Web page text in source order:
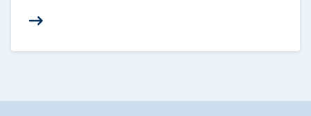
erfarenhet och etik som krävs för att ge
anställda. Auktorisationen är en